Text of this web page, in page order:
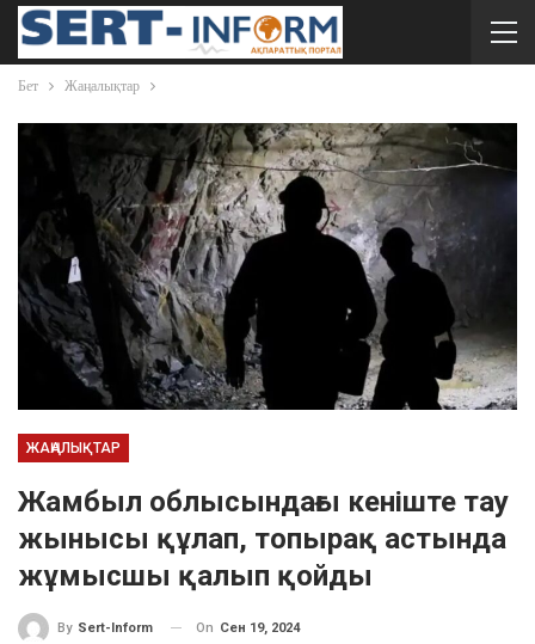
Бет Жаңалықтар
ЖАҢАЛЫҚТАР
Жамбыл облысындағы кеніште тау
жынысы құлап, топырақ астында
жұмысшы қалып қойды
By Sert-Inform On Сен 19, 2024